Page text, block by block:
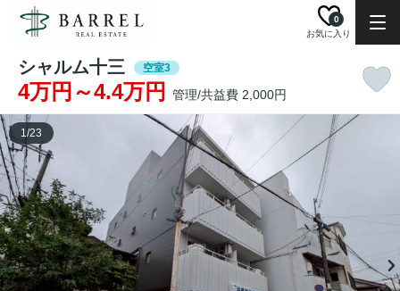
お気に入り
0
シャルム十三 空室3
4万円～4.4万円 管理/共益費 2,000円
1/23